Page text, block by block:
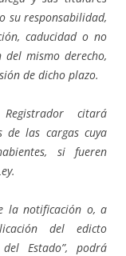
su responsabilidad,
caducidad o no
mismo derecho,
de dicho plazo.
citará
de las cargas cuya
si fueren
la notificación o, a
del edicto
Estado”, podrá